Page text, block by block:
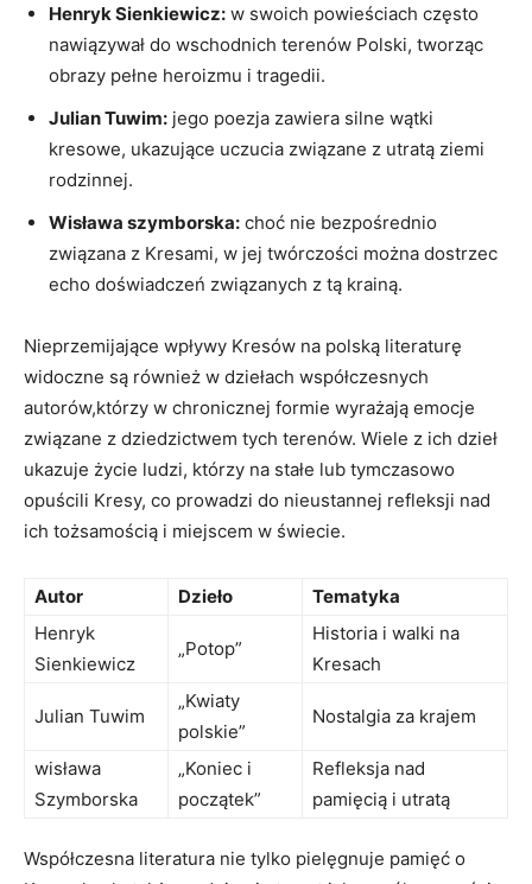
Henryk Sienkiewicz: w swoich powieściach często
nawiązywał do wschodnich terenów Polski, tworząc
obrazy pełne heroizmu i tragedii.
Julian Tuwim: jego poezja zawiera silne wątki
kresowe, ukazujące uczucia związane z utratą ziemi
rodzinnej.
Wisława szymborska: choć nie bezpośrednio
związana z Kresami, w jej twórczości można dostrzec
echo doświadczeń związanych z tą krainą.
Nieprzemijające wpływy Kresów na polską literaturę
widoczne są również w dziełach współczesnych
autorów,którzy w chronicznej formie wyrażają emocje
związane z dziedzictwem tych terenów. Wiele z ich dzieł
ukazuje życie ludzi, którzy na stałe lub tymczasowo
opuścili Kresy, co prowadzi do nieustannej refleksji nad
ich tożsamością i miejscem w świecie.
Autor Dzieło
Tematyka
Henryk
Sienkiewicz
„Potop”
Historia i walki na
Kresach
Julian Tuwim
„Kwiaty
polskie”
Nostalgia za krajem
wisława
Szymborska
„Koniec i
początek”
Refleksja nad
pamięcią i utratą
Współczesna literatura nie tylko pielęgnuje pamięć o